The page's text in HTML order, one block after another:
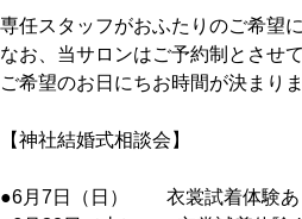
専任スタッフがおふたりのご希望
なお、当サロンはご予約制とさせ
ご希望のお日にちお時間が決まり
【神社結婚式相談会】
●6月7日（日） 衣裳試着体